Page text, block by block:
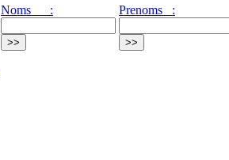
Noms : Prenoms :